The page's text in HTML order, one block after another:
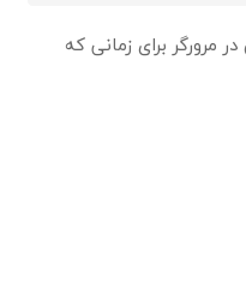
مرورگر برای زمانی که